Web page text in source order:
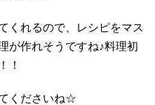
くれるので、レシピをマス
が作れそうですね♪料理初
！
くださいね☆